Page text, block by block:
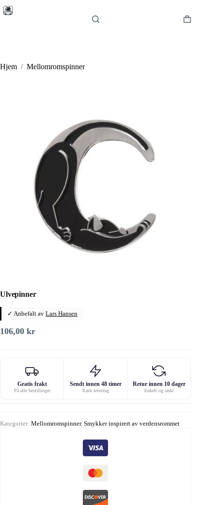
til
Hjem / Mellomromspinner
Ulvepinner
✓ Anbefalt av Lars Hansen
106,00 kr
Gratis frakt
På alle bestillinger
Sendt innen 48 timer
Rask levering
Retur innen 10 dager
Enkelt og raskt
Kategorier: Mellomromspinner, Smykker inspirert av verdensrommet